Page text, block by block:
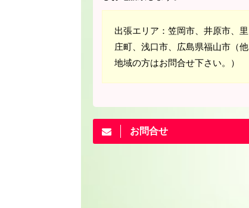
出張エリア：笠岡市、井原市、里
庄町、浅口市、広島県福山市（他
地域の方はお問合せ下さい。）
お問合せ